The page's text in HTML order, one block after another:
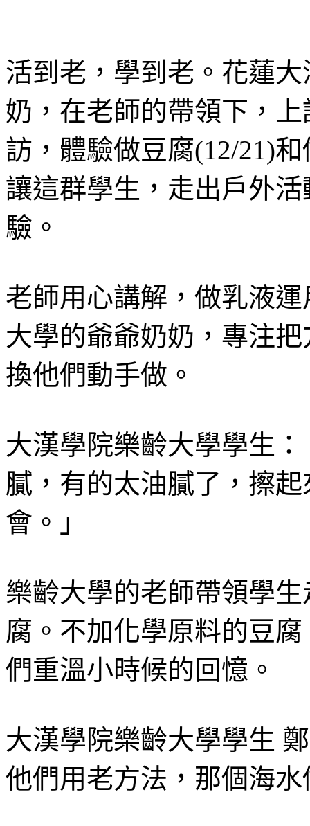
活到老，學到老。花蓮
奶，在老師的帶領下，
訪，體驗做豆腐(12/21)
讓這群學生，走出戶外
驗。
老師用心講解，做乳液
大學的爺爺奶奶，專注
換他們動手做。
大漢學院樂齡大學學生
膩，有的太油膩了，擦
會。」
樂齡大學的老師帶領學
腐。不加化學原料的豆
們重溫小時候的回憶。
大漢學院樂齡大學學生
他們用老方法，那個海